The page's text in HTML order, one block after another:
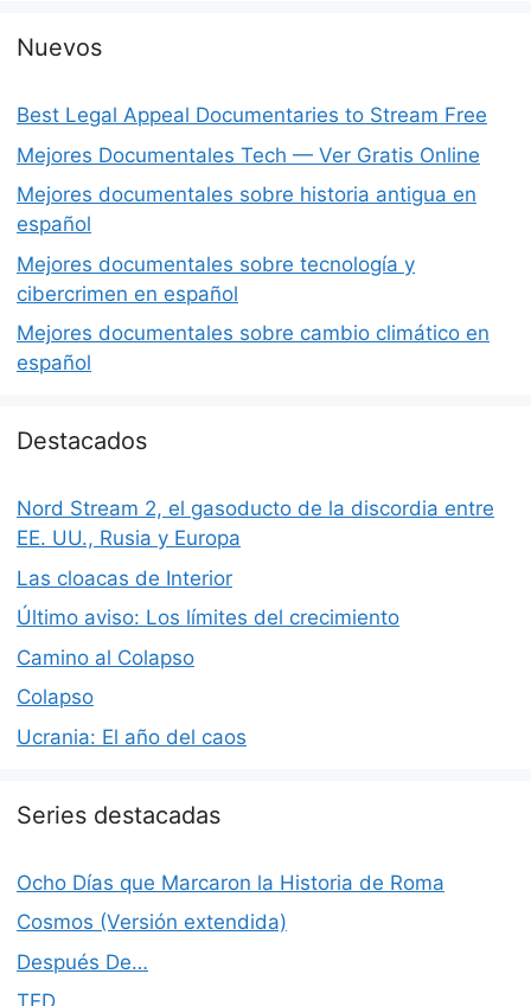
Nuevos
Best Legal Appeal Documentaries to Stream Free
Mejores Documentales Tech — Ver Gratis Online
Mejores documentales sobre historia antigua en
español
Mejores documentales sobre tecnología y
cibercrimen en español
Mejores documentales sobre cambio climático en
español
Destacados
Nord Stream 2, el gasoducto de la discordia entre
EE. UU., Rusia y Europa
Las cloacas de Interior
Último aviso: Los límites del crecimiento
Camino al Colapso
Colapso
Ucrania: El año del caos
Series destacadas
Ocho Días que Marcaron la Historia de Roma
Cosmos (Versión extendida)
Después De…